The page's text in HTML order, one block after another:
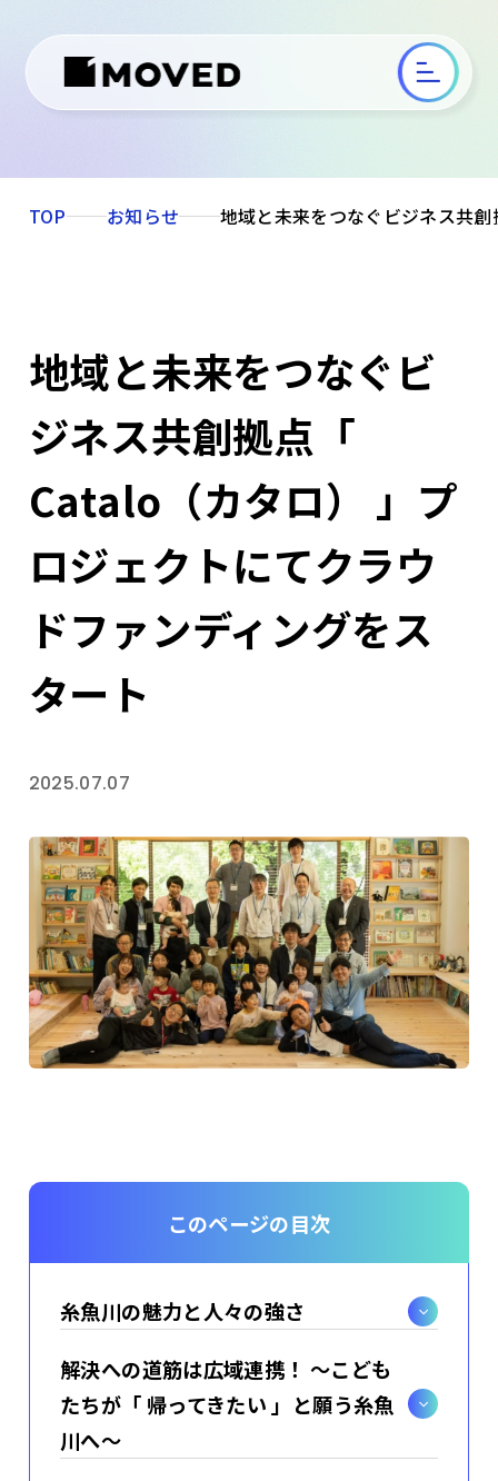
TOP お知らせ 地域と未来をつなぐビジネス共
このページの目次
糸魚川の魅力と人々の強さ
解決への道筋は広域連携！ 〜こども
たちが「 帰ってきたい 」と願う糸魚
川へ〜
地域と未来をつなぐビ
ジネス共創拠点「
Catalo（カタロ） 」プ
ロジェクトにてクラウ
ドファンディングをス
タート
2025.07.07